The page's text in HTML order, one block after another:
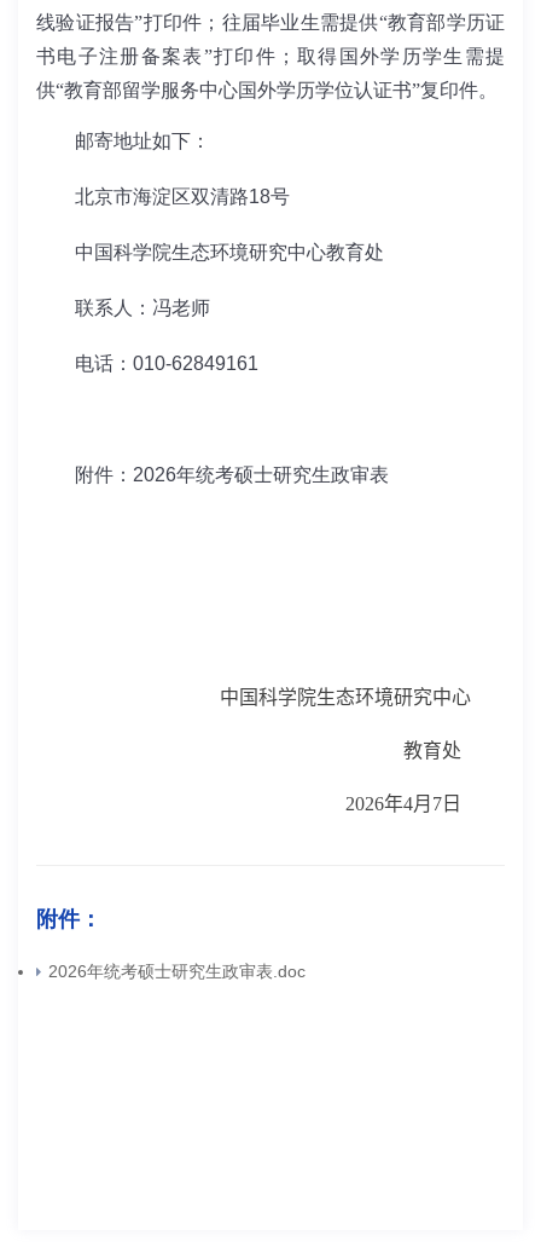
线验证报告”打印件；往届毕业生需提供“教育部学历证
书电子注册备案表”打印件；取得国外学历学生需提
供“教育部留学服务中心国外学历学位认证书”复印件。
邮寄地址如下：
北京市海淀区双清路18号
中国科学院生态环境研究中心教育处
联系人：冯老师
电话：010-62849161
附件：2026年统考硕士研究生政审表
中国科学院生态环境研究中心
教育处
2026年4月 7 日
附件：
2026年统考硕士研究生政审表.doc